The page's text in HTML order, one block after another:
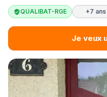
QUALIBAT-RGE +7
Je veux